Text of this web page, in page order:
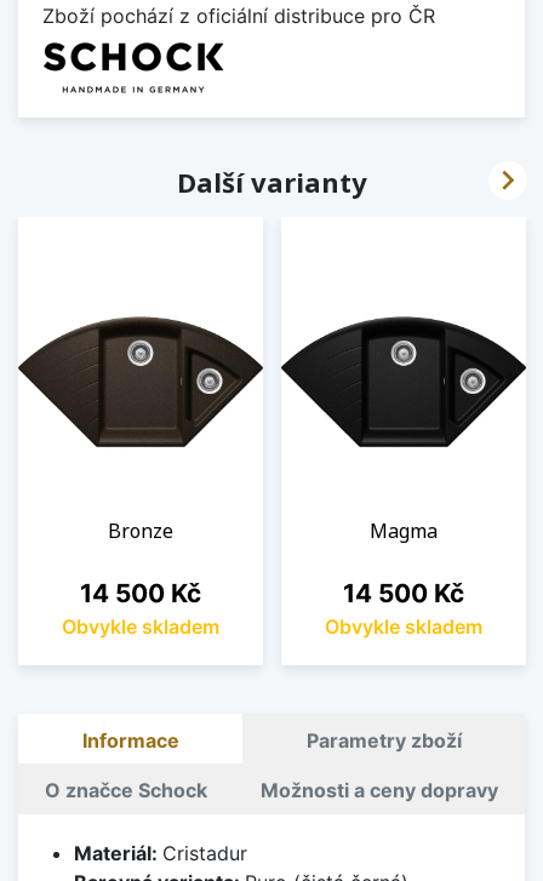
Zboží pochází z oficiální distribuce pro ČR
Další varianty
Bronze
Cena
14 500 Kč
Obvykle skladem
Magma
Cena
14 500 Kč
Obvykle skladem

Informace Parametry zboží
O značce Schock Možnosti a ceny dopravy
Materiál: Cristadur